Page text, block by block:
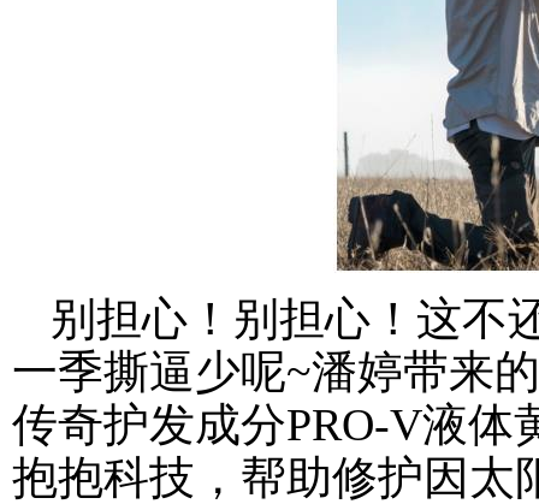
别担心！别担心！这不
一季撕逼少呢~潘婷带来
传奇护发成分PRO-V液
抱抱科技，帮助修护因太